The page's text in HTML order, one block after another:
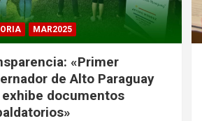
MAR2025
«Primer
de Alto Paraguay
exhibe documentos